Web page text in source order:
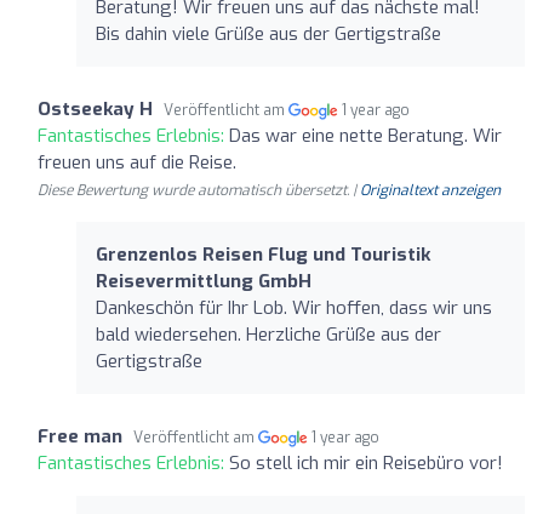
Beratung! Wir freuen uns auf das nächste mal!
Bis dahin viele Grüße aus der Gertigstraße
Ostseekay H Veröffentlicht am 1 year ago
Fantastisches Erlebnis: Das war eine nette Beratung. Wir
freuen uns auf die Reise.
Diese Bewertung wurde automatisch übersetzt. |Originaltext anzeigen
Grenzenlos Reisen Flug und Touristik
Reisevermittlung GmbH
Dankeschön für Ihr Lob. Wir hoffen, dass wir uns
bald wiedersehen. Herzliche Grüße aus der
Gertigstraße
Free man Veröffentlicht am 1 year ago
Fantastisches Erlebnis: So stell ich mir ein Reisebüro vor!